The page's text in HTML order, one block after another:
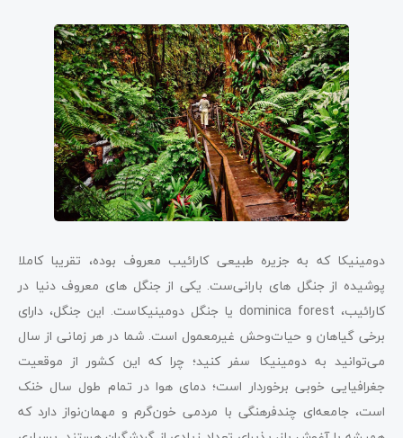
دومینیکا که به جزیره طبیعی کارائیب معروف بوده، تقریبا کاملا
پوشیده از جنگل‌ های بارانی‌ست. یکی از جنگل ‌های معروف دنیا در
کارائیب، dominica forest یا جنگل دومینیکاست. این جنگل، دارای
برخی گیاهان و حیات‌وحش غیرمعمول است. شما در هر زمانی از سال
می‌توانید به دومینیکا سفر کنید؛ چرا که این کشور از موقعیت
جغرافیایی خوبی برخوردار است؛ دمای هوا در تمام طول سال خنک
است، جامعه‌ای چندفرهنگی با مردمی خون‌گرم و مهمان‌نواز دارد که